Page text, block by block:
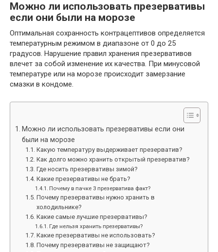
Можно ли использовать презервативы
если они были на морозе
Оптимальная сохранность контрацептивов определяется
температурным режимом в диапазоне от 0 до 25
градусов. Нарушение правил хранения презервативов
влечет за собой изменение их качества. При минусовой
температуре или на морозе происходит замерзание
смазки в кондоме.
Можно ли использовать презервативы если они
были на морозе
Какую температуру выдерживает презерватив?
Как долго можно хранить открытый презерватив?
Где носить презервативы зимой?
Какие презервативы не брать?
Почему в пачке 3 презерватива факт?
Почему презервативы нужно хранить в
холодильнике?
Какие самые лучшие презервативы?
Где нельзя хранить презервативы?
Какие презервативы не использовать?
Почему презервативы не защищают?